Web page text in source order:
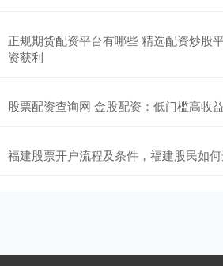
正规期货配资平台有哪些 精选配资炒股
资获利
股票配资查询网 金股配资：低门槛高收
福建股票开户流程及条件，福建股民如